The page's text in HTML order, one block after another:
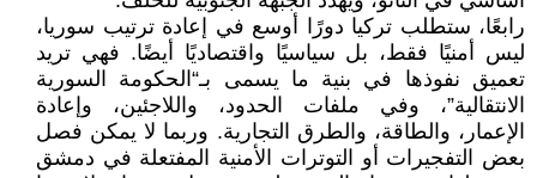
رابعًا، ستطلب تركيا دورًا أوسع في إعادة ترتيب سوريا،
ليس أمنيًا فقط، بل سياسيًا واقتصاديًا أيضًا. فهي تريد
تعميق نفوذها في بنية ما يسمى بـ“الحكومة السورية
الانتقالية”، وفي ملفات الحدود، واللاجئين، وإعادة
الإعمار، والطاقة، والطرق التجارية. وربما لا يمكن فصل
بعض التفجيرات أو التوترات الأمنية المفتعلة في دمشق